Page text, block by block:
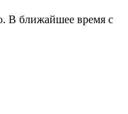
В ближайшее время с